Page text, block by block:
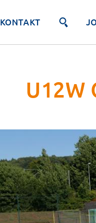
KONTAKT
U12W